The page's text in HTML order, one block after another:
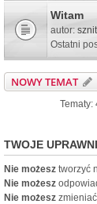
Witam
autor: sznit
Ostatni
NOWY TEMAT
Tematy:
TWOJE
Nie możesz tworzyć
Nie możesz
Nie możesz